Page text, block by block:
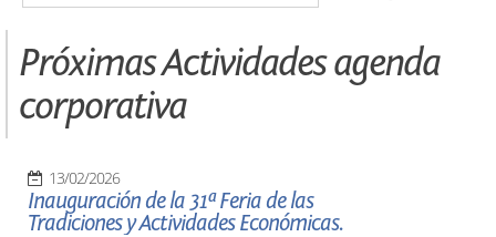
Próximas Actividades agenda
corporativa
13/02/2026
Inauguración de la 31ª Feria de las
Tradiciones y Actividades Económicas.